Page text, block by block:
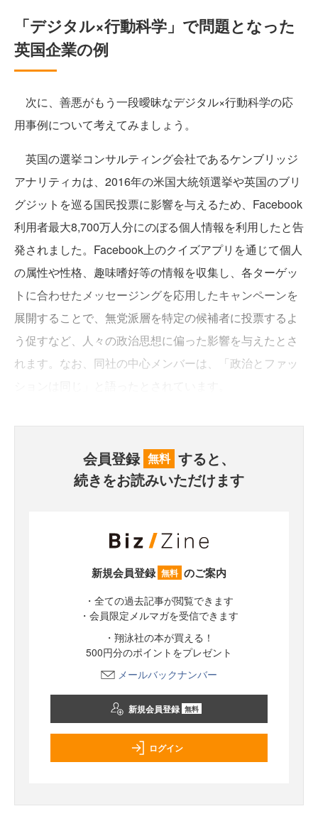
「デジタル×行動科学」で問題となった
英国企業の例
次に、善悪がもう一段曖昧なデジタル×行動科学の応
用事例について考えてみましょう。
英国の選挙コンサルティング会社であるケンブリッジ
アナリティカは、2016年の米国大統領選挙や英国のブリ
グジットを巡る国民投票に影響を与えるため、Facebook
利用者最大8,700万人分にのぼる個人情報を利用したと告
発されました。Facebook上のクイズアプリを通じて個人
の属性や性格、趣味嗜好等の情報を収集し、各ターゲッ
トに合わせたメッセージングを応用したキャンペーンを
展開することで、無党派層を特定の候補者に投票するよ
う促すなど、人々の政治思想に偏った影響を与えたとさ
れます。なお、同社の中心メンバーは、「政治とファッ
会員登録 無料 すると、
続きをお読みいただけます
新規会員登録 無料 のご案内
・全ての過去記事が閲覧できます
・会員限定メルマガを受信できます
・翔泳社の本が買える！
500円分のポイントをプレゼント
メールバックナンバー
新規会員登録 無料
ログイン